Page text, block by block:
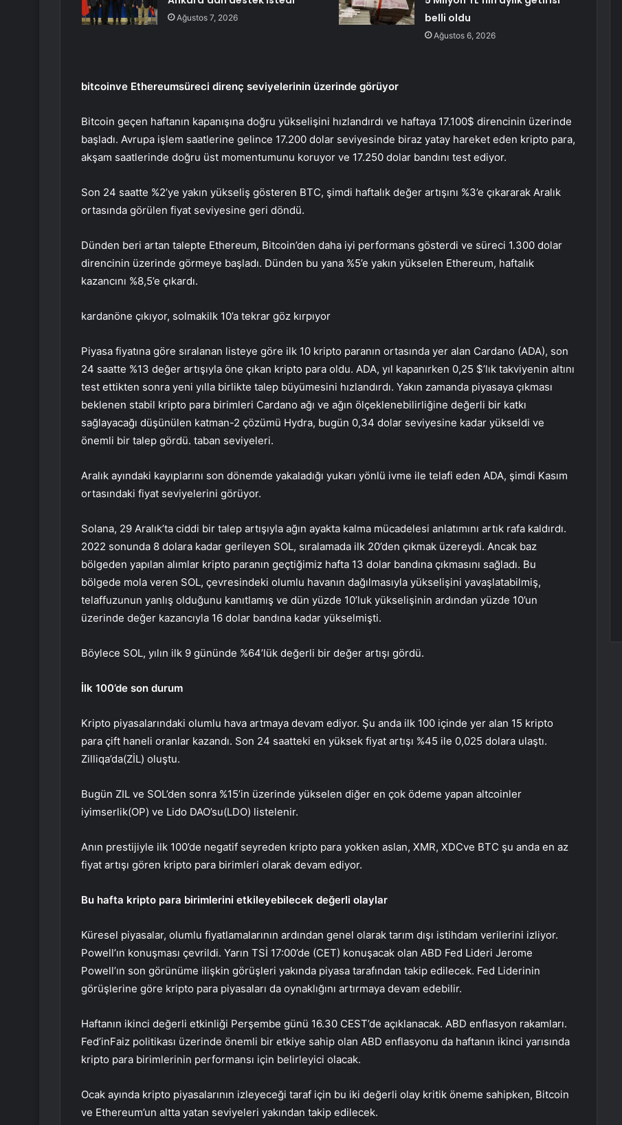
Ağustos 7, 2026
belli oldu
Ağustos 6, 2026
bitcoinve Ethereumsüreci direnç seviyelerinin üzerinde görüyor
Bitcoin geçen haftanın kapanışına doğru yükselişini hızlandırdı ve haftaya 17.100$ direncinin üzerinde
başladı. Avrupa işlem saatlerine gelince 17.200 dolar seviyesinde biraz yatay hareket eden kripto para,
akşam saatlerinde doğru üst momentumunu koruyor ve 17.250 dolar bandını test ediyor.
Son 24 saatte %2’ye yakın yükseliş gösteren BTC, şimdi haftalık değer artışını %3’e çıkararak Aralık
ortasında görülen fiyat seviyesine geri döndü.
Dünden beri artan talepte Ethereum, Bitcoin’den daha iyi performans gösterdi ve süreci 1.300 dolar
direncinin üzerinde görmeye başladı. Dünden bu yana %5’e yakın yükselen Ethereum, haftalık
kazancını %8,5’e çıkardı.
kardanöne çıkıyor, solmakilk 10’a tekrar göz kırpıyor
Piyasa fiyatına göre sıralanan listeye göre ilk 10 kripto paranın ortasında yer alan Cardano (ADA), son
24 saatte %13 değer artışıyla öne çıkan kripto para oldu. ADA, yıl kapanırken 0,25 $’lık takviyenin altını
test ettikten sonra yeni yılla birlikte talep büyümesini hızlandırdı. Yakın zamanda piyasaya çıkması
beklenen stabil kripto para birimleri Cardano ağı ve ağın ölçeklenebilirliğine değerli bir katkı
sağlayacağı düşünülen katman-2 çözümü Hydra, bugün 0,34 dolar seviyesine kadar yükseldi ve
önemli bir talep gördü. taban seviyeleri.
Aralık ayındaki kayıplarını son dönemde yakaladığı yukarı yönlü ivme ile telafi eden ADA, şimdi Kasım
ortasındaki fiyat seviyelerini görüyor.
Solana, 29 Aralık’ta ciddi bir talep artışıyla ağın ayakta kalma mücadelesi anlatımını artık rafa kaldırdı.
2022 sonunda 8 dolara kadar gerileyen SOL, sıralamada ilk 20’den çıkmak üzereydi. Ancak baz
bölgeden yapılan alımlar kripto paranın geçtiğimiz hafta 13 dolar bandına çıkmasını sağladı. Bu
bölgede mola veren SOL, çevresindeki olumlu havanın dağılmasıyla yükselişini yavaşlatabilmiş,
telaffuzunun yanlış olduğunu kanıtlamış ve dün yüzde 10’luk yükselişinin ardından yüzde 10’un
üzerinde değer kazancıyla 16 dolar bandına kadar yükselmişti.
Böylece SOL, yılın ilk 9 gününde %64’lük değerli bir değer artışı gördü.
İlk 100’de son durum
Kripto piyasalarındaki olumlu hava artmaya devam ediyor. Şu anda ilk 100 içinde yer alan 15 kripto
para çift haneli oranlar kazandı. Son 24 saatteki en yüksek fiyat artışı %45 ile 0,025 dolara ulaştı.
Zilliqa’da(ZİL) oluştu.
Bugün ZIL ve SOL’den sonra %15’in üzerinde yükselen diğer en çok ödeme yapan altcoinler
iyimserlik(OP) ve Lido DAO’su(LDO) listelenir.
Anın prestijiyle ilk 100’de negatif seyreden kripto para yokken aslan, XMR, XDCve BTC şu anda en az
fiyat artışı gören kripto para birimleri olarak devam ediyor.
Bu hafta kripto para birimlerini etkileyebilecek değerli olaylar
Küresel piyasalar, olumlu fiyatlamalarının ardından genel olarak tarım dışı istihdam verilerini izliyor.
Powell’ın konuşması çevrildi. Yarın TSİ 17:00’de (CET) konuşacak olan ABD Fed Lideri Jerome
Powell’ın son görünüme ilişkin görüşleri yakında piyasa tarafından takip edilecek. Fed Liderinin
görüşlerine göre kripto para piyasaları da oynaklığını artırmaya devam edebilir.
Haftanın ikinci değerli etkinliği Perşembe günü 16.30 CEST’de açıklanacak. ABD enflasyon rakamları.
Fed’inFaiz politikası üzerinde önemli bir etkiye sahip olan ABD enflasyonu da haftanın ikinci yarısında
kripto para birimlerinin performansı için belirleyici olacak.
Ocak ayında kripto piyasalarının izleyeceği taraf için bu iki değerli olay kritik öneme sahipken, Bitcoin
ve Ethereum’un altta yatan seviyeleri yakından takip edilecek.